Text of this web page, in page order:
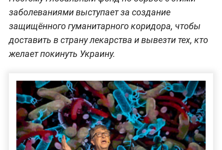
заболеваниями выступает за создание
защищённого гуманитарного коридора, чтобы
доставить в страну лекарства и вывезти тех, кто
желает покинуть Украину.